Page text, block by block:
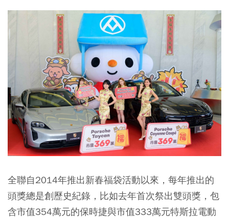
全聯自2014年推出新春福袋活動以來，每年推出的
頭獎總是創歷史紀錄，比如去年首次祭出雙頭獎，包
含市值354萬元的保時捷與市值333萬元特斯拉電動